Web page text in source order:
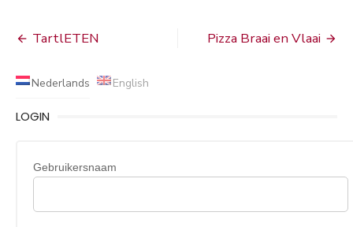
Bericht
TartlETEN Pizza Braai en Vlaai
Nederlands English
LOGIN
Gebruikersnaam